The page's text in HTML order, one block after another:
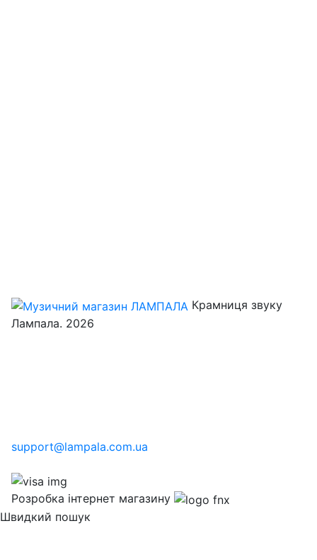
Крамниця звуку
Лампала. 2026
support@lampala.com.ua
Розробка інтернет магазину
Швидкий пошук